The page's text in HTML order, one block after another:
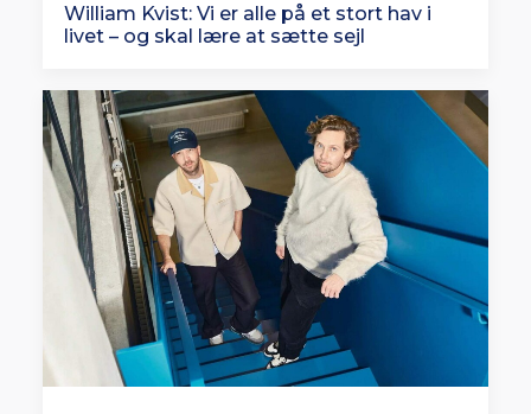
William Kvist: Vi er alle på et stort hav i
livet – og skal lære at sætte sejl